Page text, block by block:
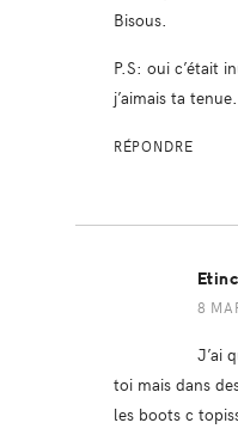
Bisous.
P.S: oui c’était
j’aimais ta
RÉPONDRE
8
J’ai
toi mais dans
les boots c